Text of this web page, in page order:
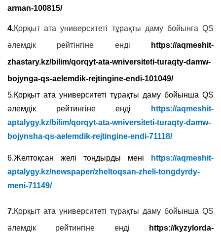
arman-100815/
4.Қорқыт ата университеті тұрақты даму бойынга QS
әлемдік рейтінгіне енді
https://aqmeshit-
zhastary.kz/bilim/qorqyt-ata-wniversiteti-turaqty-damw-
bojynga-qs-aelemdik-rejtingine-endi-101049/
5.Қорқыт ата университеті тұрақты даму бойынша QS
әлемдік рейтингіне енді
https://aqmeshit-
aptalygy.kz/bilim/qorqyt-ata-wniversiteti-turaqty-damw-
bojynsha-qs-aelemdik-rejtingine-endi-71118/
6.Желтоқсан желі тоңдырды мені
https://aqmeshit-
aptalygy.kz/newspaper/zheltoqsan-zheli-tongdyrdy-
meni-71149/
7.Қорқыт ата университеті тұрақты даму бойынша QS
әлемдік рейтингіне енді
https://kyzylorda-